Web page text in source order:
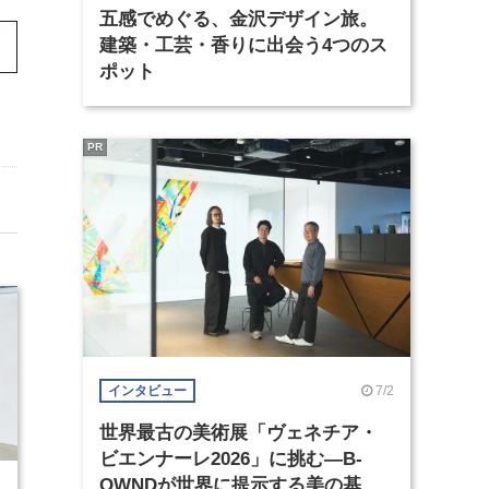
五感でめぐる、金沢デザイン旅。
建築・工芸・香りに出会う4つのス
ポット
インタビュー 7/2
世界最古の美術展「ヴェネチア・
ビエンナーレ2026」に挑む―B-
OWNDが世界に提示する美の基準
PR